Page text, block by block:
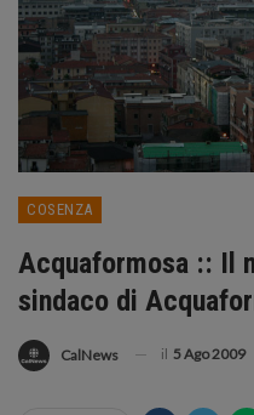
COSENZA
Acquaformosa :: Il
sindaco di
CalNews il 5 Ago 2009